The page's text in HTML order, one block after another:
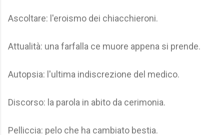
Ascoltare: l'eroismo dei chiacchieroni.
Attualità: una farfalla ce muore appena si prende.
Autopsia: l'ultima indiscrezione del medico.
Discorso: la parola in abito da cerimonia.
Pelliccia: pelo che ha cambiato bestia.